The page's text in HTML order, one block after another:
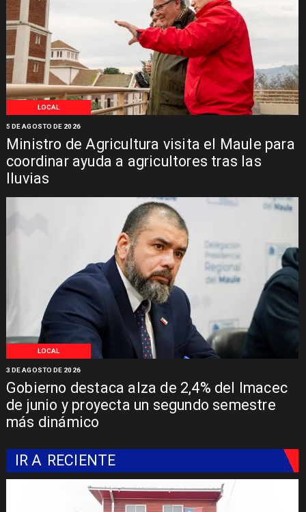
LOCAL
Ministro de Agricultura visita el Maule para
coordinar ayuda a agricultores tras las
lluvias
5 DE AGOSTO DE 2026
LOCAL
Gobierno destaca alza de 2,4% del Imacec
de junio y proyecta un segundo semestre
más dinámico
3 DE AGOSTO DE 2026
IR A RECIENTE